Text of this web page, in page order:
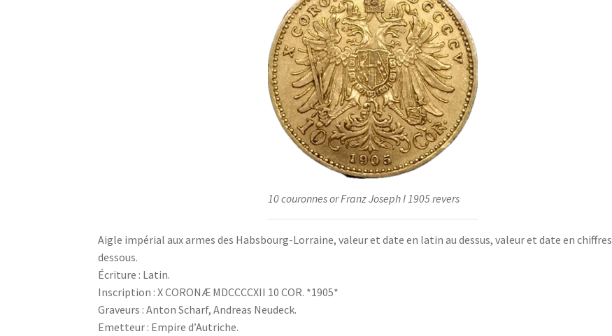
10 couronnes or Franz Joseph I 1905 revers
Aigle impérial aux armes des Habsbourg-Lorraine, valeur et date en latin au dessus, valeur et date en chiffres
dessous.
Écriture : Latin.
Inscription : X CORONÆ MDCCCCXII 10 COR. *1905*
Graveurs : Anton Scharf, Andreas Neudeck.
Emetteur : Empire d’Autriche.